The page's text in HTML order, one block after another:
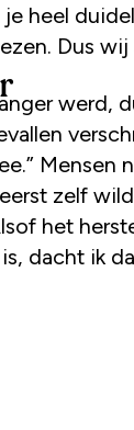
heel
Dus wij
werd,
zelf
het
dacht ik